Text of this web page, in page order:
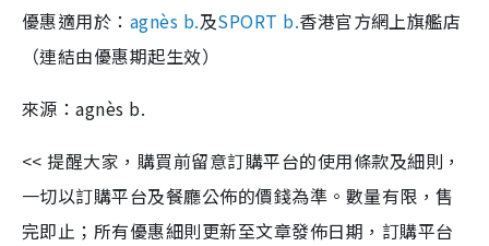
優惠適用於： agnès b.及SPORT b.香港官方網上旗艦店
（連結由優惠期起生效）
來源：agnès b.
<< 提醒大家，購買前留意訂購平台的使用條款及細則，
一切以訂購平台及餐廳公佈的價錢為準。數量有限，售
完即止；所有優惠細則更新至文章發佈日期，訂購平台